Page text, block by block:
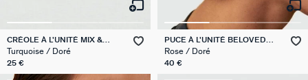
CRÉOLE À L'UNITÉ MIX &
MATCH
Turquoise / Doré
25 €
PUCE À L'UNITÉ BELOVED
MIX & MATCH
Rose / Doré
40 €